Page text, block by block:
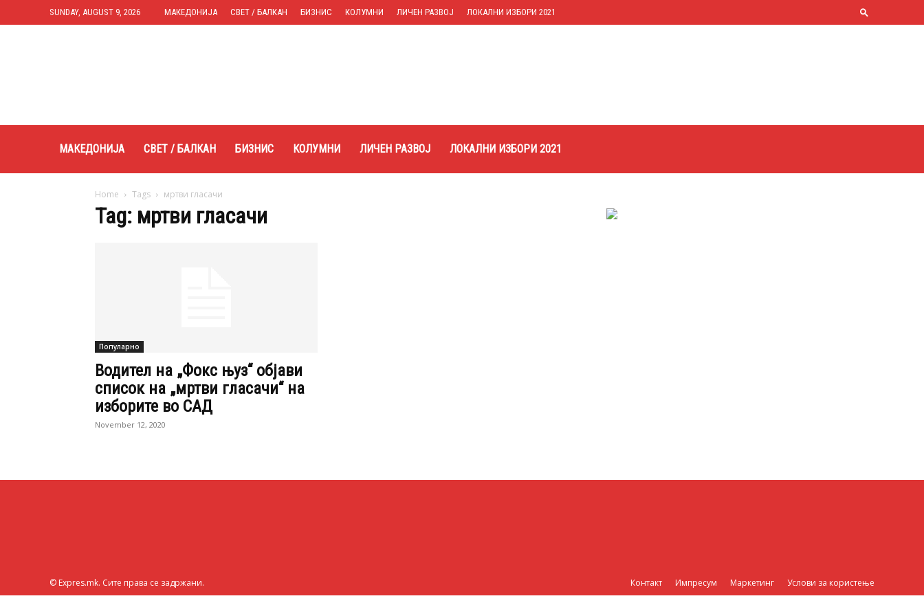
SUNDAY, AUGUST 9, 2026 МАКЕДОНИЈА СВЕТ / БАЛКАН БИЗНИС КОЛУМНИ ЛИЧЕН РАЗВОЈ ЛОКАЛНИ ИЗБОРИ 2021
МАКЕДОНИЈА СВЕТ / БАЛКАН БИЗНИС КОЛУМНИ ЛИЧЕН РАЗВОЈ ЛОКАЛНИ ИЗБОРИ 2021
Home Tags мртви гласачи
Tag: мртви гласачи
Популарно
Водител на „Фокс њуз“ објави
список на „мртви гласачи“ на
изборите во САД
November 12, 2020
Контакт Импресум Маркетинг Услови за користење
© Expres.mk. Сите права се задржани.